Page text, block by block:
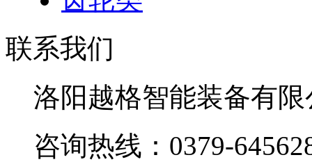
联系我们
洛阳越格智能装备有限
咨询热线：0379-